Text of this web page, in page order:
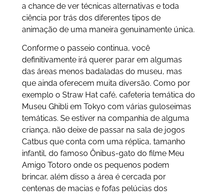
a chance de ver técnicas alternativas e toda
ciência por trás dos diferentes tipos de
animação de uma maneira genuinamente única.
Conforme o passeio continua, você
definitivamente irá querer parar em algumas
das áreas menos badaladas do museu, mas
que ainda oferecem muita diversão. Como por
exemplo o Straw Hat café, cafeteria temática do
Museu Ghibli em Tokyo com várias guloseimas
temáticas. Se estiver na companhia de alguma
criança, não deixe de passar na sala de jogos
Catbus que conta com uma réplica, tamanho
infantil, do famoso Ônibus-gato do filme Meu
Amigo Totoro onde os pequenos podem
brincar, além disso a área é cercada por
centenas de macias e fofas pelúcias dos